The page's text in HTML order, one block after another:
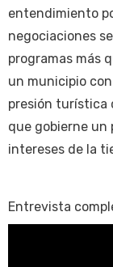
entendimiento
negociaciones
programas más
un municipio
presión turística
que gobierne un
intereses de la
Entrevista